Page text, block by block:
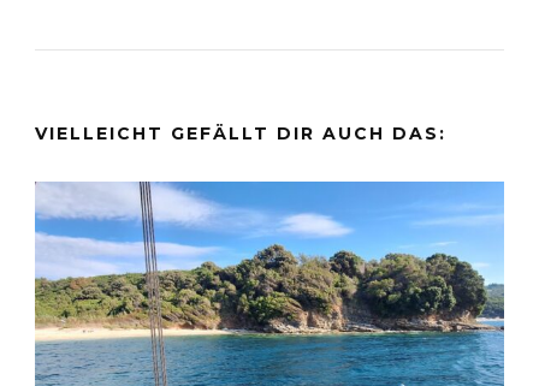
VIELLEICHT GEFÄLLT DIR AUCH DAS: